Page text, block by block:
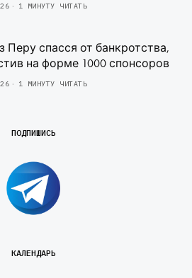
1 МИНУТУ ЧИТАТЬ
Перу спасся от банкротства,
на форме 1000 спонсоров
1 МИНУТУ ЧИТАТЬ
ПОДПИШИСЬ
КАЛЕНДАРЬ